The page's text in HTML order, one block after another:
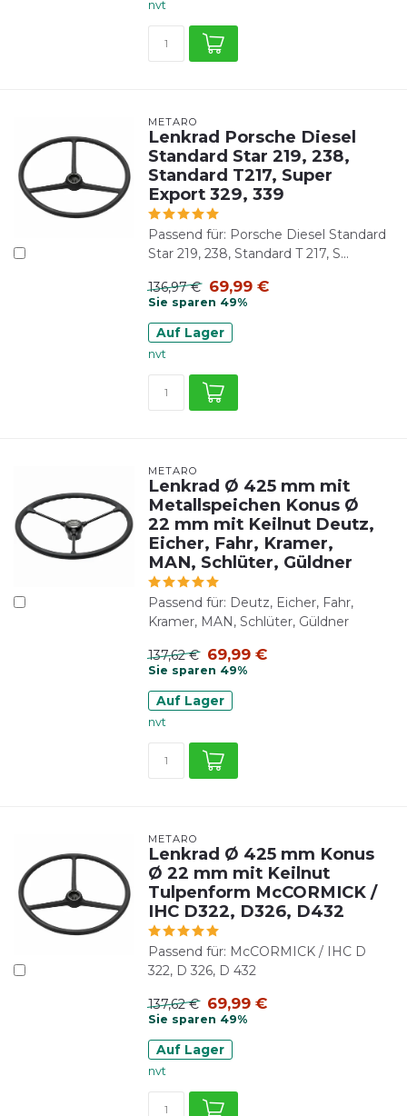
nvt
METARO
Lenkrad Porsche Diesel
Standard Star 219, 238,
Standard T217, Super
Export 329, 339
Passend für: Porsche Diesel Standard
Star 219, 238, Standard T 217, S...
136,97 € 69,99 €
Sie sparen 49%
Auf Lager
nvt
METARO
Lenkrad Ø 425 mm mit
Metallspeichen Konus Ø
22 mm mit Keilnut Deutz,
Eicher, Fahr, Kramer,
MAN, Schlüter, Güldner
Passend für: Deutz, Eicher, Fahr,
Kramer, MAN, Schlüter, Güldner
137,62 € 69,99 €
Sie sparen 49%
Auf Lager
nvt
METARO
Lenkrad Ø 425 mm Konus
Ø 22 mm mit Keilnut
Tulpenform McCORMICK /
IHC D322, D326, D432
Passend für: McCORMICK / IHC D
322, D 326, D 432
137,62 € 69,99 €
Sie sparen 49%
Auf Lager
nvt